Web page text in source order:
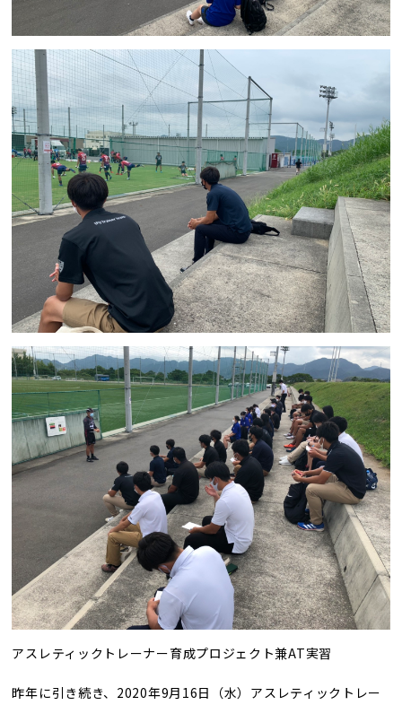
アスレティックトレーナー育成プロジェクト兼AT実習
昨年に引き続き、 2020年9月 16日（水）アスレティックトレー